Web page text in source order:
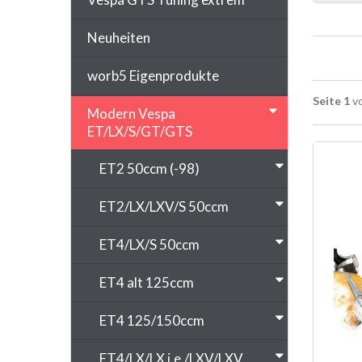
Seite 1
Neuheiten
worb5 Eigenprodukte
Modern Vespa
ET/LX/S/GT/GTS
ET2 50ccm (-98)
ET2/LX/LXV/S 50ccm
ET4/LX/S 50ccm
ET4 alt 125ccm
ET4 125/150ccm
ET4/LX/LX i.e./LXV/LXV